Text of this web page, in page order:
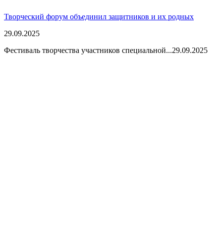
Творческий форум объединил защитников и их родных
29.09.2025
Фестиваль творчества участников специальной...29.09.2025